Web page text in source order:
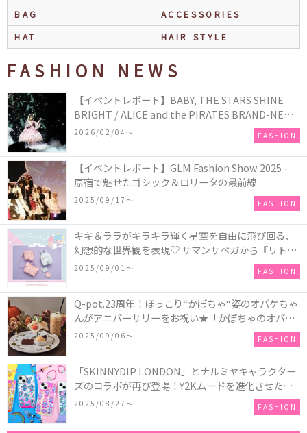
BAG
ACCESSORIES
HAT
HAIR STYLE
FASHION NEWS
【イベントレポート】BABY, THE STARS SHINE
BRIGHT / ALICE and the PIRATES BRAND-NEW
COLLECTION in TOKYO
2026/02/04〜 FASHION
【イベントレポート】GLM Fashion Show 2025 –
原宿で魅せたゴシック＆ロリータの最前線
2025/09/17〜 FASHION
キキ＆ララがキラキラ輝く星空を自由に飛び回る、
幻想的な世界観を表現♡ サマンサベガから『リトル
ツインスターズ』50周年アニバーサリーイヤー』を
2025/09/01〜 FASHION
Q-pot.23周年！ほっこり“かぼちゃ“姿のオバケちゃ
んがアニバーサリーをお祝い★「かぼちゃのオバケ
ーキアクセサリー」が新発売！Q-pot CAFE.では
「かぼちゃのオバケーキプレート」も登場
2025/09/06〜 FASHION
「SKINNYDIP LONDON」とナルミヤキャラクター
ズのコラボが再び登場！Y2Kムードを進化させた新
作コレクションを発売♪
2025/08/27〜 FASHION